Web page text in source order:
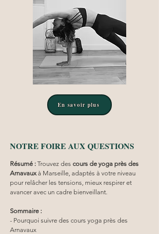
En savoir plus
NOTRE FOIRE AUX QUESTIONS
Résumé : Trouvez des cours de yoga près des
Arnavaux à Marseille, adaptés à votre niveau
pour relâcher les tensions, mieux respirer et
avancer avec un cadre bienveillant.
Sommaire :
- Pourquoi suivre des cours yoga près des
Arnavaux